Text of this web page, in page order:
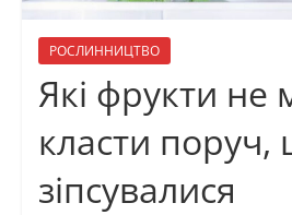
РОСЛИННИЦТВО
Які фрукти не
класти
зіпсувалися